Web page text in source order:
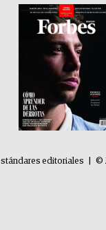
editoriales ©